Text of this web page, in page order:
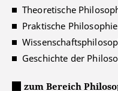
Theoretische
Praktische Philosophie
Geschichte der
zum Bereich